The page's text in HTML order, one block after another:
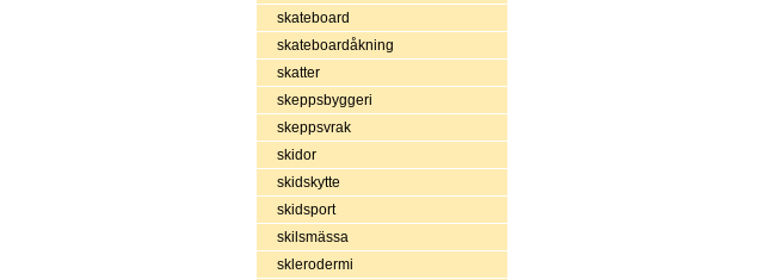
skateboard
skateboardåkning
skatter
skeppsbyggeri
skeppsvrak
skidor
skidskytte
skidsport
skilsmässa
sklerodermi